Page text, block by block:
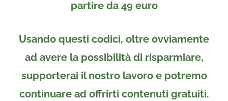
partire da 49 euro
Usando questi codici, oltre ovviamente
ad avere la possibilità di risparmiare,
supporterai il nostro lavoro e potremo
continuare ad offrirti contenuti gratuiti.